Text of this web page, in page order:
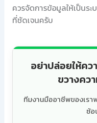
ควรจัดการข้อมูลให้เป็นระ
ที่ชัดเจนครับ
อย่าปล่อยให้คว
ขวางคว
ทีมงานมืออาชีพของเร
ซ้อ